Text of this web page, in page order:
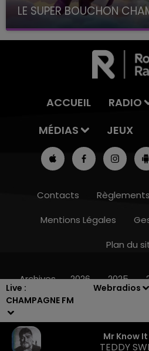
Live :
CHAMPAGNE FM
Webradios
Mr Know
TEDDY
16h00 - 20h00
LE SUPER BOUCHON
avec La Famille Champagne
ACCUEIL RADIO
MÉDIAS
JEUX
Contacts Règlements
Mentions Légales
Plan du
Archives 2026 2025